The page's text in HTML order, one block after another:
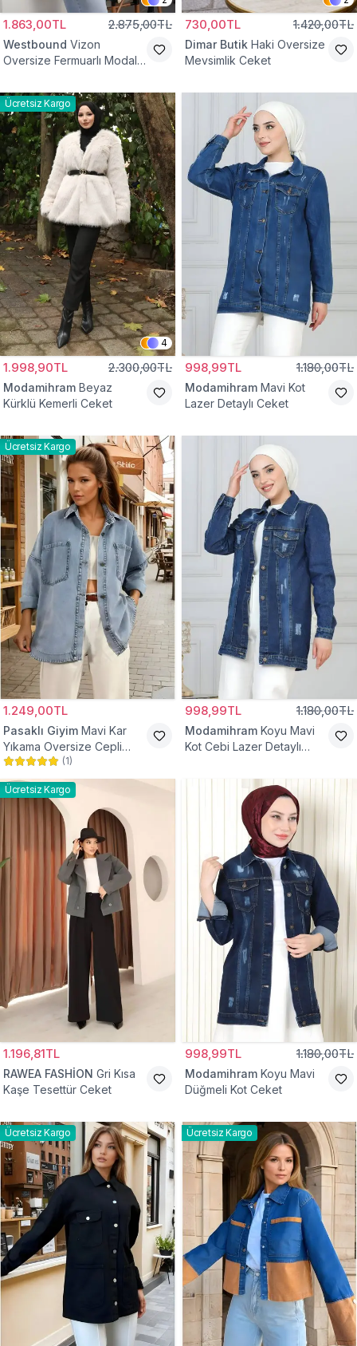
1.863,00TL 2.875,00TL
Westbound Vizon
Oversize Fermuarlı Modal
730,00TL 1.420,00TL
Dimar Butik Haki Oversize
Mevsimlik Ceket
Ücretsiz Kargo
4
1.998,90TL 2.300,00TL
Modamihram Beyaz
Kürklü Kemerli Ceket
998,99TL 1.180,00TL
Modamihram Mavi Kot
Lazer Detaylı Ceket
Ücretsiz Kargo
1.249,00TL
Pasaklı Giyim Mavi Kar
Yıkama Oversize Cepli
Düğmeli Tesettür Gömlek
Ceket
(1)
998,99TL 1.180,00TL
Modamihram Koyu Mavi
Kot Cebi Lazer Detaylı
Ücretsiz Kargo
1.196,81TL
RAWEA FASHİON Gri Kısa
Kaşe Tesettür Ceket
998,99TL 1.180,00TL
Modamihram Koyu Mavi
Düğmeli Kot Ceket
Ücretsiz Kargo Ücretsiz Kargo